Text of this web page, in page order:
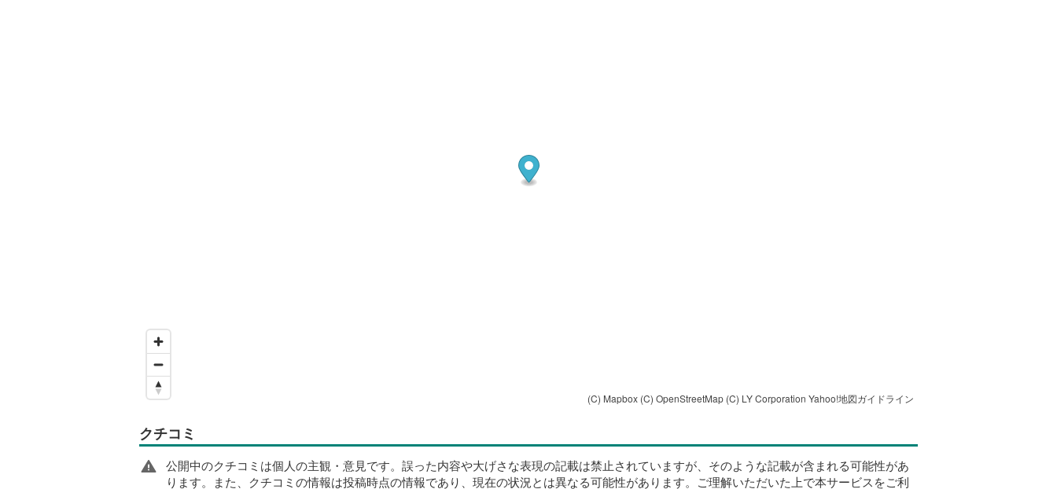
(C) Mapbox (C) OpenStreetMap (C) LY Corporation Yahoo!地図ガイドライン
クチコミ
公開中のクチコミは個人の主観・意見です。誤った内容や大げさな表現の記載は禁止されていますが、そのような記載が含まれる可能性があ
ります。また、クチコミの情報は投稿時点の情報であり、現在の状況とは異なる可能性があります。ご理解いただいた上で本サービスをご利